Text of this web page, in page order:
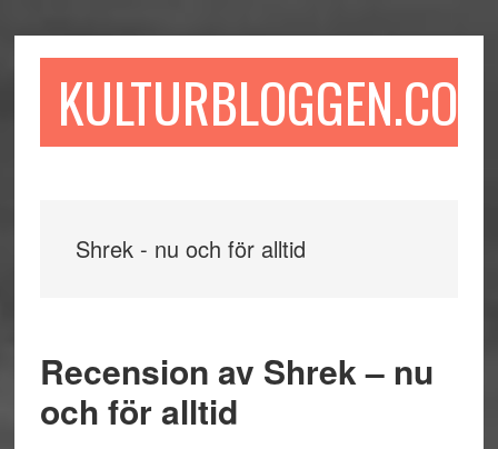
till
till
sidofältet
till
KULTURBLOGGEN.COM
Shrek - nu och för alltid
Recension av Shrek – nu
och för alltid